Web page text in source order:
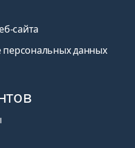
сайта
данных